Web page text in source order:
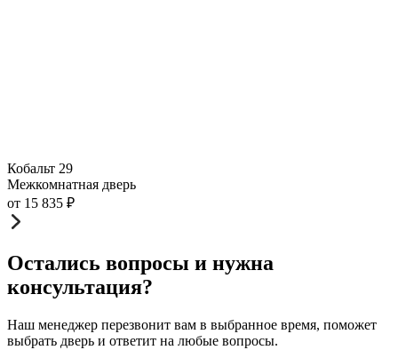
Кобальт 29
Межкомнатная дверь
от 15 835 ₽
Остались вопросы и нужна
консультация?
Наш менеджер перезвонит вам в выбранное время, поможет
выбрать дверь и ответит на любые вопросы.